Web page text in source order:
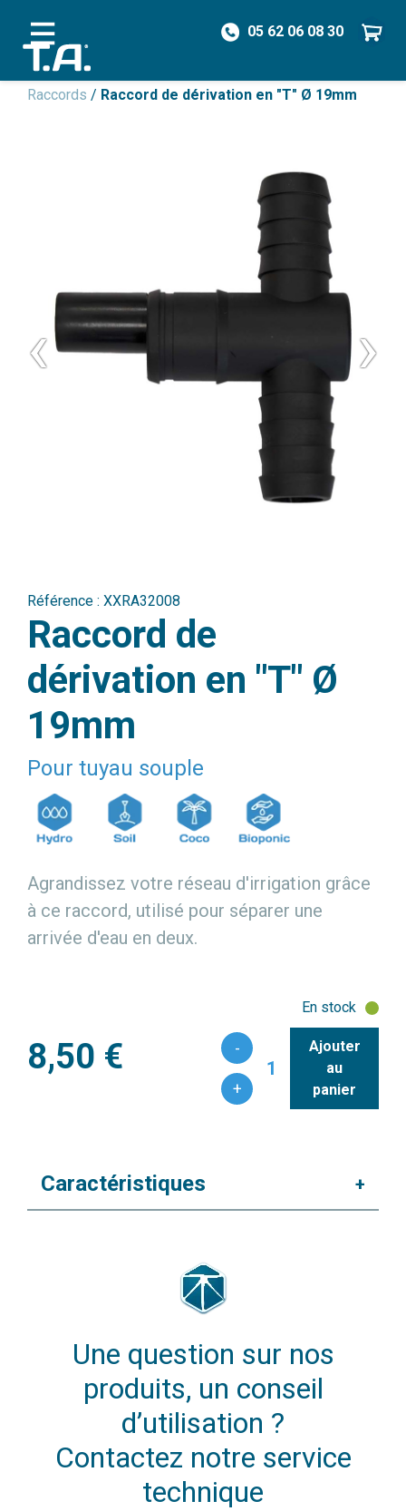
05 62 06 08 30
/ Pièces détachées
Raccords / Raccord de dérivation en "T" Ø 19mm
‹ ›
Référence : XXRA32008
Raccord de
dérivation en "T" Ø
19mm
Pour tuyau souple
Agrandissez votre réseau d'irrigation grâce
à ce raccord, utilisé pour séparer une
arrivée d'eau en deux.
8,50 €
En stock
Ajouter
au
panier
-
+
1
Caractéristiques +
Une question sur nos
produits, un conseil
d’utilisation ?
Contactez notre service
technique